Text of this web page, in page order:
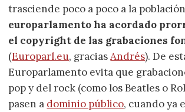
trasciende poco a poco a la
europarlamento ha acordado
el copyright de las grabaciones
(Europarl.eu, graciasAndrés). De
Europarlamento evita que
pop y del rock (como los Beatles o
pasen a dominio público, cuando ya